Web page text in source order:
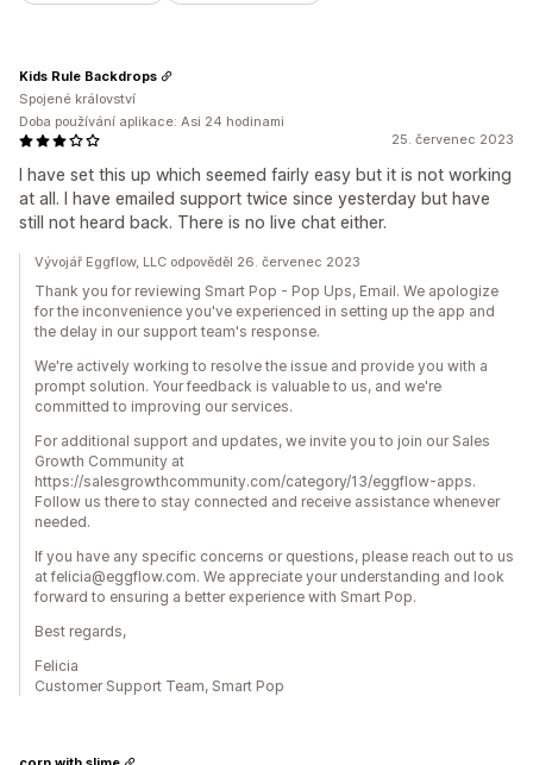
25. červenec 2023
I have set this up which seemed fairly easy but it is not working
at all. I have emailed support twice since yesterday but have
still not heard back. There is no live chat either.
Kids Rule Backdrops
Spojené království
Doba používání aplikace: Asi 24 hodinami
Vývojář Eggflow, LLC odpověděl 26. červenec 2023
Thank you for reviewing Smart Pop - Pop Ups, Email. We apologize
for the inconvenience you've experienced in setting up the app and
the delay in our support team's response.
We're actively working to resolve the issue and provide you with a
prompt solution. Your feedback is valuable to us, and we're
committed to improving our services.
For additional support and updates, we invite you to join our Sales
Growth Community at
https://salesgrowthcommunity.com/category/13/eggflow-apps.
Follow us there to stay connected and receive assistance whenever
needed.
If you have any specific concerns or questions, please reach out to us
at felicia@eggflow.com. We appreciate your understanding and look
forward to ensuring a better experience with Smart Pop.
Best regards,
Felicia
Customer Support Team, Smart Pop